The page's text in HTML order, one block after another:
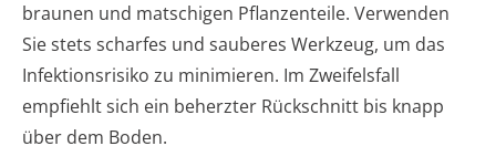
braunen und matschigen Pflanzenteile. Verwenden
Sie stets scharfes und sauberes Werkzeug, um das
Infektionsrisiko zu minimieren. Im Zweifelsfall
empfiehlt sich ein beherzter Rückschnitt bis knapp
über dem Boden.